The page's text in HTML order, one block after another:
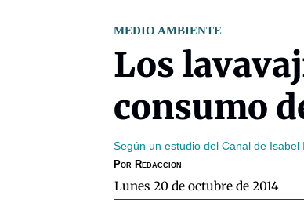
MEDIO AMBIENTE
Los
consumo
Según un estudio del Canal de
Por Redaccion
lunes 20 de octubre de 2014